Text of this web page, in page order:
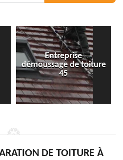
Isolation toiture 45
DE TOITURE À